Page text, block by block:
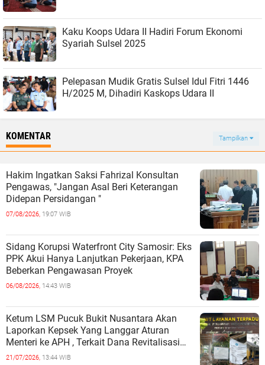
Kaku Koops Udara II Hadiri Forum Ekonomi
Syariah Sulsel 2025
Pelepasan Mudik Gratis Sulsel Idul Fitri 1446
H/2025 M, Dihadiri Kaskops Udara II
KOMENTAR Tampilkan
Hakim Ingatkan Saksi Fahrizal Konsultan
Pengawas, "Jangan Asal Beri Keterangan
Didepan Persidangan "
07/08/2026, 19:07 WIB
Sidang Korupsi Waterfront City Samosir: Eks
PPK Akui Hanya Lanjutkan Pekerjaan, KPA
Beberkan Pengawasan Proyek
06/08/2026, 14:43 WIB
Ketum LSM Pucuk Bukit Nusantara Akan
Laporkan Kepsek Yang Langgar Aturan
Menteri ke APH , Terkait Dana Revitalisasi
Sekolah
21/07/2026, 13:44 WIB